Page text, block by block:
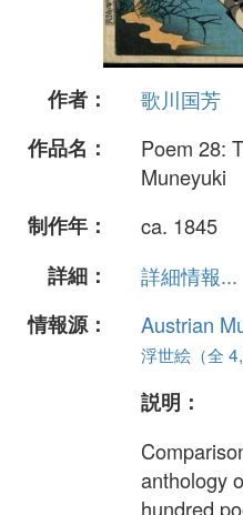
作者：
歌川国芳
作品名：
Poem 28:
Muneyuki
制作年：
ca. 1845
詳細：
詳細情報...
情報源：
Austrian
浮世絵（全
説明：
anthology
hundred